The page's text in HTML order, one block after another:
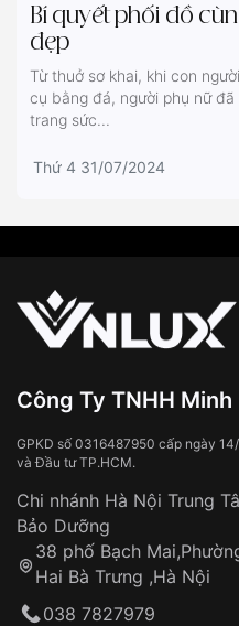
Bí quyết phối đồ
đẹp
Từ thuở sơ khai, khi con
cụ bằng đá, người phụ nữ
trang sức...
Thứ 4 31/07/2024
Công Ty TNHH Minh
GPKD số 0316487950 cấp ngày
và Đầu tư TP.HCM.
Chi nhánh Hà Nội Trung
Bảo Dưỡng
38 phố Bạch
Hai Bà Trưng ,Hà Nội
038 7827979